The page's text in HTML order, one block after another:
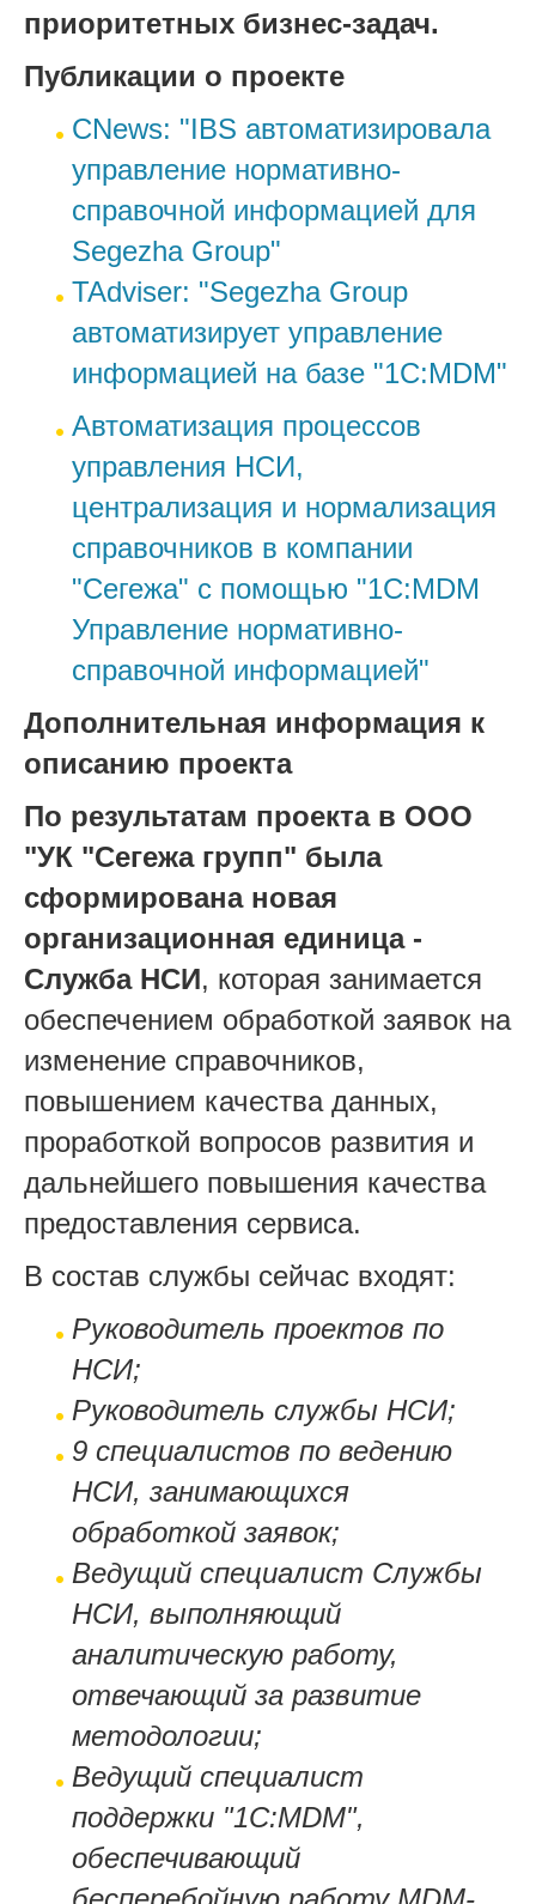
приоритетных бизнес-задач.
Публикации о проекте
CNews: "IBS автоматизировала
управление нормативно-
справочной информацией для
Segezha Group"
TAdviser: "Segezha Group
автоматизирует управление
информацией на базе "1С:MDM"
Автоматизация процессов
управления НСИ,
централизация и нормализация
справочников в компании
"Сегежа" с помощью "1С:MDM
Управление нормативно-
справочной информацией"
Дополнительная информация к
описанию проекта
По результатам проекта в ООО
"УК "Сегежа групп" была
сформирована новая
организационная единица -
Служба НСИ, которая занимается
обеспечением обработкой заявок на
изменение справочников,
повышением качества данных,
проработкой вопросов развития и
дальнейшего повышения качества
предоставления сервиса.
В состав службы сейчас входят:
Руководитель проектов по
НСИ;
Руководитель службы НСИ;
9 специалистов по ведению
НСИ, занимающихся
обработкой заявок;
Ведущий специалист Службы
НСИ, выполняющий
аналитическую работу,
отвечающий за развитие
методологии;
Ведущий специалист
поддержки "1С:MDM",
обеспечивающий